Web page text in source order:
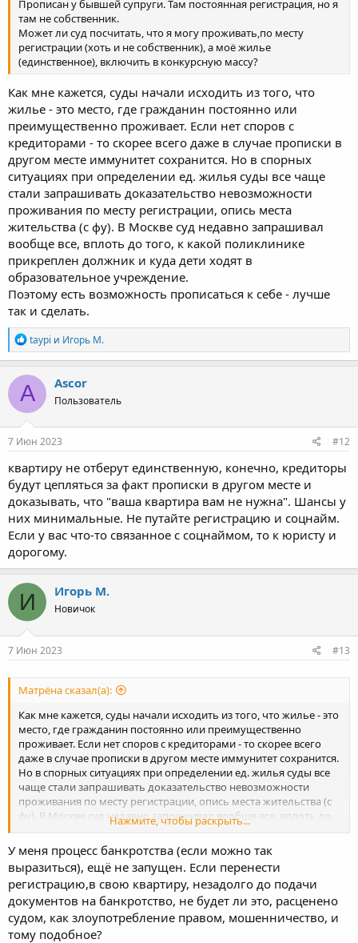
Прописан у бывшей супруги. Там постоянная регистрация, но я
там не собственник.
Может ли суд посчитать, что я могу проживать,по месту
регистрации (хоть и не собственник), а моё жилье
(единственное), включить в конкурсную массу?
Как мне кажется, суды начали исходить из того, что
жилье - это место, где гражданин постоянно или
преимущественно проживает. Если нет споров с
кредиторами - то скорее всего даже в случае прописки в
другом месте иммунитет сохранится. Но в спорных
ситуациях при определении ед. жилья суды все чаще
стали запрашивать доказательство невозможности
проживания по месту регистрации, опись места
жительства (с фу). В Москве суд недавно запрашивал
вообще все, вплоть до того, к какой поликлинике
прикреплен должник и куда дети ходят в
образовательное учреждение.
Поэтому есть возможность прописаться к себе - лучше
так и сделать.
Р
е
а
к
ц
и
и
:
taypi и Игорь М.
A Ascor
Пользователь
7 Июн 2023 #12
квартиру не отберут единственную, конечно, кредиторы
будут цепляться за факт прописки в другом месте и
доказывать, что "ваша квартира вам не нужна". Шансы у
них минимальные. Не путайте регистрацию и соцнайм.
Если у вас что-то связанное с соцнаймом, то к юристу и
дорогому.
И Игорь М.
Новичок
7 Июн 2023 #13
Матрёна сказал(а):
Как мне кажется, суды начали исходить из того, что жилье - это
место, где гражданин постоянно или преимущественно
проживает. Если нет споров с кредиторами - то скорее всего
даже в случае прописки в другом месте иммунитет сохранится.
Но в спорных ситуациях при определении ед. жилья суды все
чаще стали запрашивать доказательство невозможности
проживания по месту регистрации, опись места жительства (с
фу). В Москве суд недавно запрашивал вообще все, вплоть до
того, к какой поликлинике прикреплен должник и куда дети
ходят в образовательное учреждение.
Поэтому есть возможность прописаться к себе - лучше так и
сделать.
Нажмите, чтобы раскрыть...
У меня процесс банкротства (если можно так
выразиться), ещё не запущен. Если перенести
регистрацию,в свою квартиру, незадолго до подачи
документов на банкротство, не будет ли это, расценено
судом, как злоупотребление правом, мошенничество, и
тому подобное?